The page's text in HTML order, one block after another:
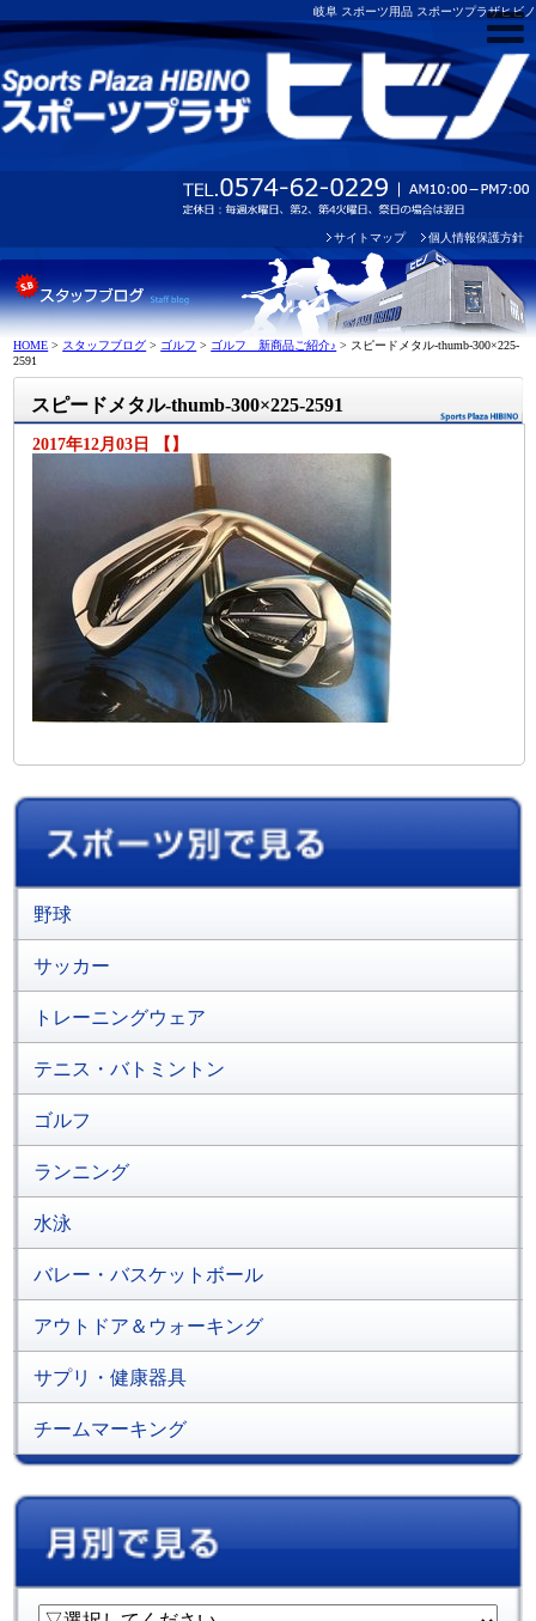
岐阜 スポーツ用品 スポーツプラザヒビノ
サイトマップ 個人情報保護方針
HOME > スタッフブログ > ゴルフ > ゴルフ 新商品ご紹介♪ > スピードメタル-thumb-300×225-
2591
スピードメタル-thumb-300×225-2591
2017年12月03日 【】
野球
サッカー
トレーニングウェア
テニス・バトミントン
ゴルフ
ランニング
水泳
バレー・バスケットボール
アウトドア＆ウォーキング
サプリ・健康器具
チームマーキング